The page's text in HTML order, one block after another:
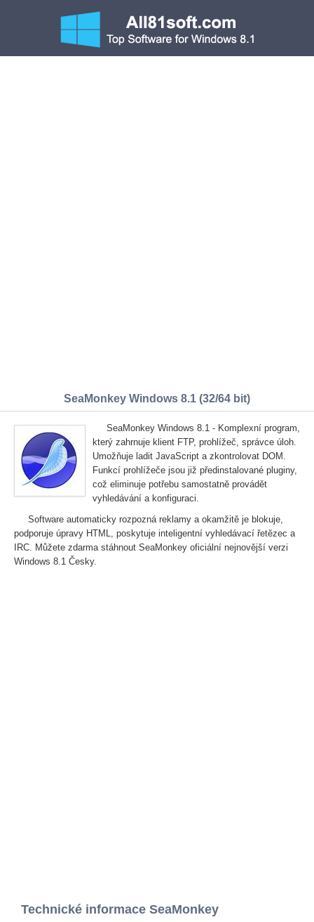
SeaMonkey Windows 8.1 (32/64 bit)
SeaMonkey Windows 8.1 - Komplexní program,
který zahrnuje klient FTP, prohlížeč, správce úloh.
Umožňuje ladit JavaScript a zkontrolovat DOM.
Funkcí prohlížeče jsou již předinstalované pluginy,
což eliminuje potřebu samostatně provádět
vyhledávání a konfiguraci.
Software automaticky rozpozná reklamy a okamžitě je blokuje,
podporuje úpravy HTML, poskytuje inteligentní vyhledávací řetězec a
IRC. Můžete zdarma stáhnout SeaMonkey oficiální nejnovější verzi
Windows 8.1 Česky.
Technické informace SeaMonkey